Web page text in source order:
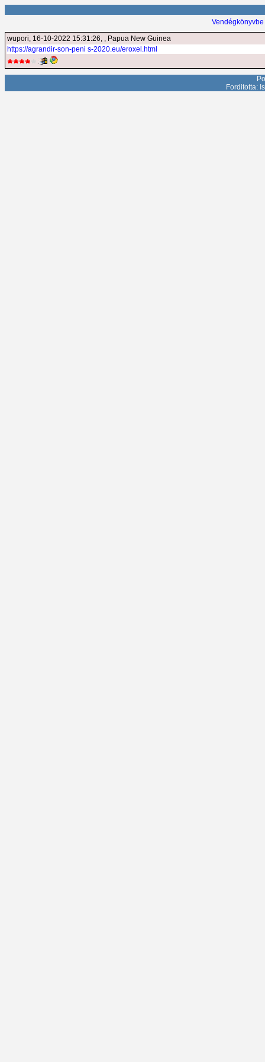
wupori, 16-10-2022 15:31:26, , Papua New Guinea
https://agrandir-son-peni s-2020.eu/eroxel.html
Forditotta: